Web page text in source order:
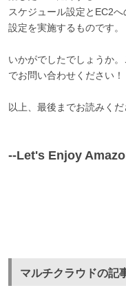
スケジュール設定とEC2
設定を実施するものです。
いかがでしたでしょうか
でお問い合わせください！
以上、最後までお読みく
--Let's Enjoy
マルチクラウドの記